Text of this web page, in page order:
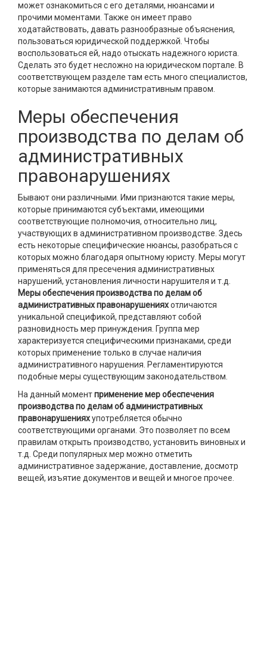
может ознакомиться с его деталями, нюансами и
прочими моментами. Также он имеет право
ходатайствовать, давать разнообразные объяснения,
пользоваться юридической поддержкой. Чтобы
воспользоваться ей, надо отыскать надежного юриста.
Сделать это будет несложно на юридическом портале. В
соответствующем разделе там есть много специалистов,
которые занимаются административным правом.
Меры обеспечения
производства по делам об
административных
правонарушениях
Бывают они различными. Ими признаются такие меры,
которые принимаются субъектами, имеющими
соответствующие полномочия, относительно лиц,
участвующих в административном производстве. Здесь
есть некоторые специфические нюансы, разобраться с
которых можно благодаря опытному юристу. Меры могут
применяться для пресечения административных
нарушений, установления личности нарушителя и т.д.
Меры обеспечения производства по делам об
административных правонарушенияхотличаются
уникальной спецификой, представляют собой
разновидность мер принуждения. Группа мер
характеризуется специфическими признаками, среди
которых применение только в случае наличия
административного нарушения. Регламентируются
подобные меры существующим законодательством.
На данный моментприменение мер обеспечения
производства по делам об административных
правонарушенияхупотребляется обычно
соответствующими органами. Это позволяет по всем
правилам открыть производство, установить виновных и
т.д. Среди популярных мер можно отметить
административное задержание, доставление, досмотр
вещей, изъятие документов и вещей и многое прочее.